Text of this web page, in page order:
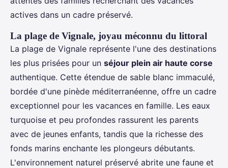
actives dans un cadre préservé.
La plage de Vignale, joyau méconnu du littoral
La plage de Vignale représente l'une des destinations
les plus prisées pour un séjour plein air haute corse
authentique. Cette étendue de sable blanc immaculé,
bordée d'une pinède méditerranéenne, offre un cadre
exceptionnel pour les vacances en famille. Les eaux
turquoise et peu profondes rassurent les parents
avec de jeunes enfants, tandis que la richesse des
fonds marins enchante les plongeurs débutants.
L'environnement naturel préservé abrite une faune et